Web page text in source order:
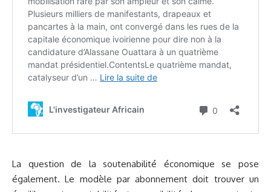
La question de la soutenabilité économique se pose
également. Le modèle par abonnement doit trouver un